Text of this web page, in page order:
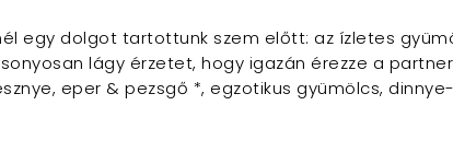
egy dolgot tartottunk szem előtt: az ízletes
lágy érzetet, hogy igazán érezze a
eper & pezsgő *, egzotikus gyümölcs,